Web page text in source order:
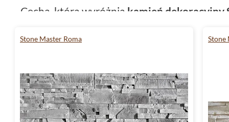
Cechą, która wyróżnia kamień dekoracyjny
grafitowego to kolory, które z łatwością
uniwersalne i doskonale komponują się z
wnętrz, od nowoczesnych po klasyczne.
Mrozoodporność - kamień
Stone Master Roma Stone